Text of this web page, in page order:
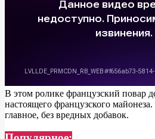
В этом ролике французский повар
настоящего французского майонеза.
главное, без вредных добавок.